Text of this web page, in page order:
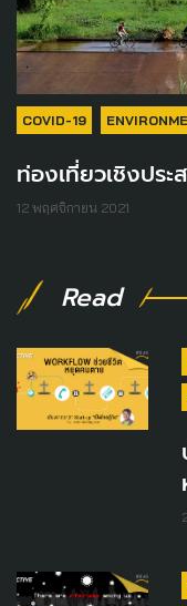
COVID-19
ท่องเที่ยวเชิงปร
12 พฤศจิกายน 2021
Read